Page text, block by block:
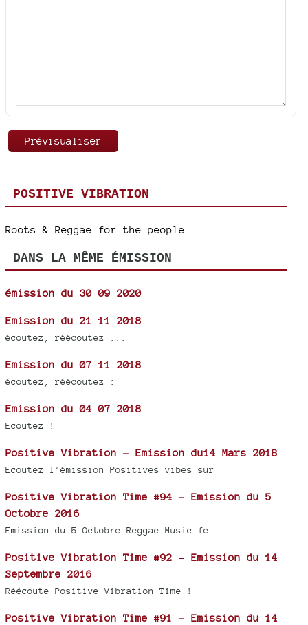
POSITIVE VIBRATION
Roots & Reggae for the people
DANS LA MÊME ÉMISSION
émission du 30 09 2020
Emission du 21 11 2018
écoutez, réécoutez ...
Emission du 07 11 2018
écoutez, réécoutez :
Emission du 04 07 2018
Ecoutez !
Positive Vibration - Emission du14 Mars 2018
Ecoutez l’émission Positives vibes sur
Positive Vibration Time #94 - Emission du 5
Octobre 2016
Emission du 5 Octobre Reggae Music fe
Positive Vibration Time #92 - Emission du 14
Septembre 2016
Réécoute Positive Vibration Time !
Positive Vibration Time #91 - Emission du 14